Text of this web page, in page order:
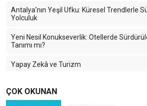
Antalya'nın Yeşil Ufku: Küresel Trendlerle
Yolculuk
Yeni Nesil Konukseverlik: Otellerde
Tanımı mı?
Yapay Zekâ ve Turizm
ÇOK OKUNAN